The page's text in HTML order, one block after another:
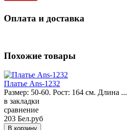
Оплата и доставка
Похожие товары
Платье Ans-1232
Размер: 50-60. Рост: 164 см. Длина ...
в закладки
сравнение
203 Бел.руб